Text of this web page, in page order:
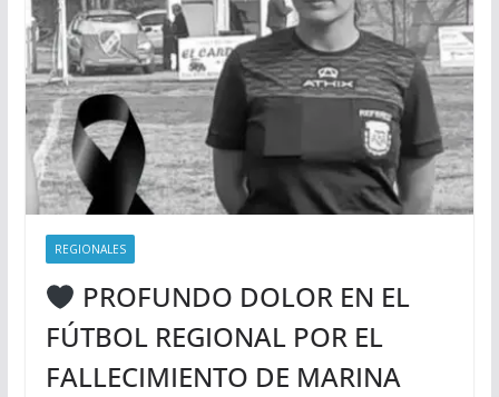
REGIONALES
PROFUNDO DOLOR EN EL
FÚTBOL REGIONAL POR EL
FALLECIMIENTO DE MARINA